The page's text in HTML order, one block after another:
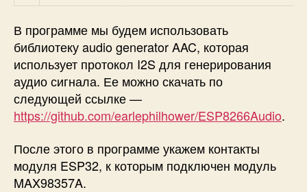
В программе мы будем использовать
библиотеку audio generator AAC, которая
использует протокол I2S для генерирования
аудио сигнала. Ее можно скачать по
следующей ссылке —
https://github.com/earlephilhower/ESP8266Audio.
После этого в программе укажем контакты
модуля ESP32, к которым подключен модуль
MAX98357A.